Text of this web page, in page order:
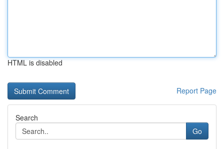
HTML is disabled
Report Page
Search
Go